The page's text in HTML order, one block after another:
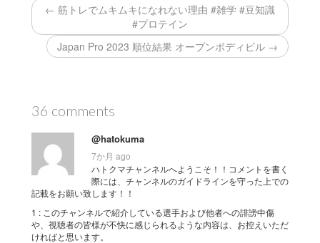
← 筋トレでムキムキになれない理由 #雑学 #豆知識
#プロテイン
Japan Pro 2023 順位結果 オープンボディビル →
36 comments
@hatokuma
7か月 ago
ハトクマチャンネルへようこそ！！コメントを書く
際には、チャンネルのガイドラインを守った上での
記載をお願い致します！！
1 : このチャンネルで紹介している選手および他者への誹謗中傷
や、視聴者の皆様が不快に感じられるような内容は、お控えいただ
ければと思います。